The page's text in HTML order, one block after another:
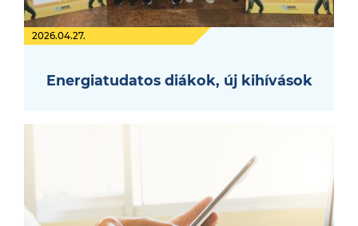
2026.04.27.
Energiatudatos diákok, új kihívások